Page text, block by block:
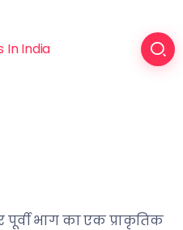
In India
पूर्वी भाग का एक प्राकृतिक